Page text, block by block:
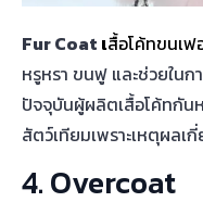
Fur Coat เสื้อโค้ทขนเฟ
หรูหรา ขนฟู และช่วยใน
ปัจจุบันผู้ผลิตเสื้อโค้ทกัน
สัตว์เทียมเพราะเหตุผล
4. Overcoat